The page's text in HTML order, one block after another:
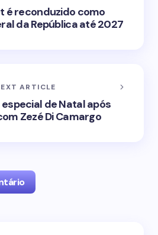
é reconduzido como
da República até 2027
ARTICLE
de Natal após
Zezé Di Camargo